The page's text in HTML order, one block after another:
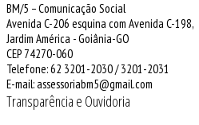
BM/5 – Comunicação Social
Avenida C-206 esquina com Avenida C-198,
Jardim América - Goiânia-GO
CEP 74270-060
Telefone: 62 3201-2030 / 3201-2031
E-mail: assessoriabm5@gmail.com
Transparência e Ouvidoria